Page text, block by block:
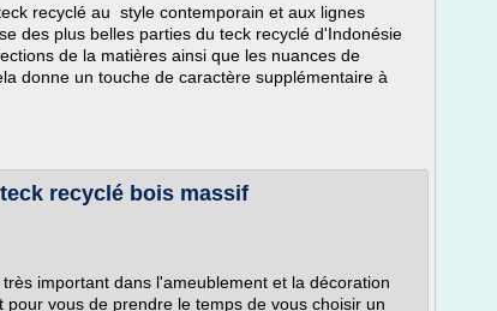
recyclé au style contemporain et aux lignes
des plus belles parties du teck recyclé d'Indonésie
de la matières ainsi que les nuances de
donne un touche de caractère supplémentaire à
recyclé bois massif
important dans l'ameublement et la décoration
vous de prendre le temps de vous choisir un